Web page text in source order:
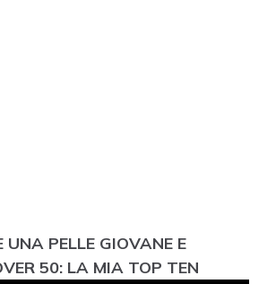
UNA PELLE GIOVANE E
50: LA MIA TOP TEN